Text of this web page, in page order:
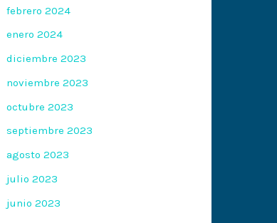
febrero 2024
enero 2024
diciembre 2023
noviembre 2023
octubre 2023
septiembre 2023
agosto 2023
julio 2023
junio 2023